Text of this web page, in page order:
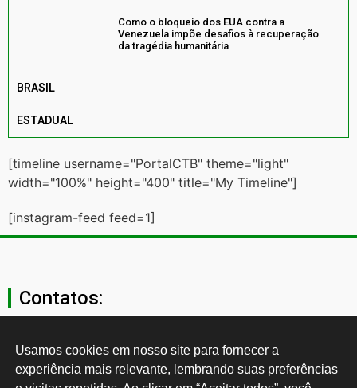
Como o bloqueio dos EUA contra a
Venezuela impõe desafios à recuperação
da tragédia humanitária
BRASIL
ESTADUAL
[timeline username="PortalCTB" theme="light"
width="100%" height="400" title="My Timeline"]
[instagram-feed feed=1]
Contatos:
secgeral@ctb.org.br
11 3874-0040
Usamos cookies em nosso site para fornecer a
experiência mais relevante, lembrando suas preferências